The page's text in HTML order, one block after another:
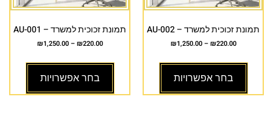
תמונת זכוכית למשרד – AU-002
₪220.00
–
₪1,250.00
בחר אפשרויות
תמונת זכוכית למשרד – AU-001
₪220.00
–
₪1,250.00
בחר אפשרויות